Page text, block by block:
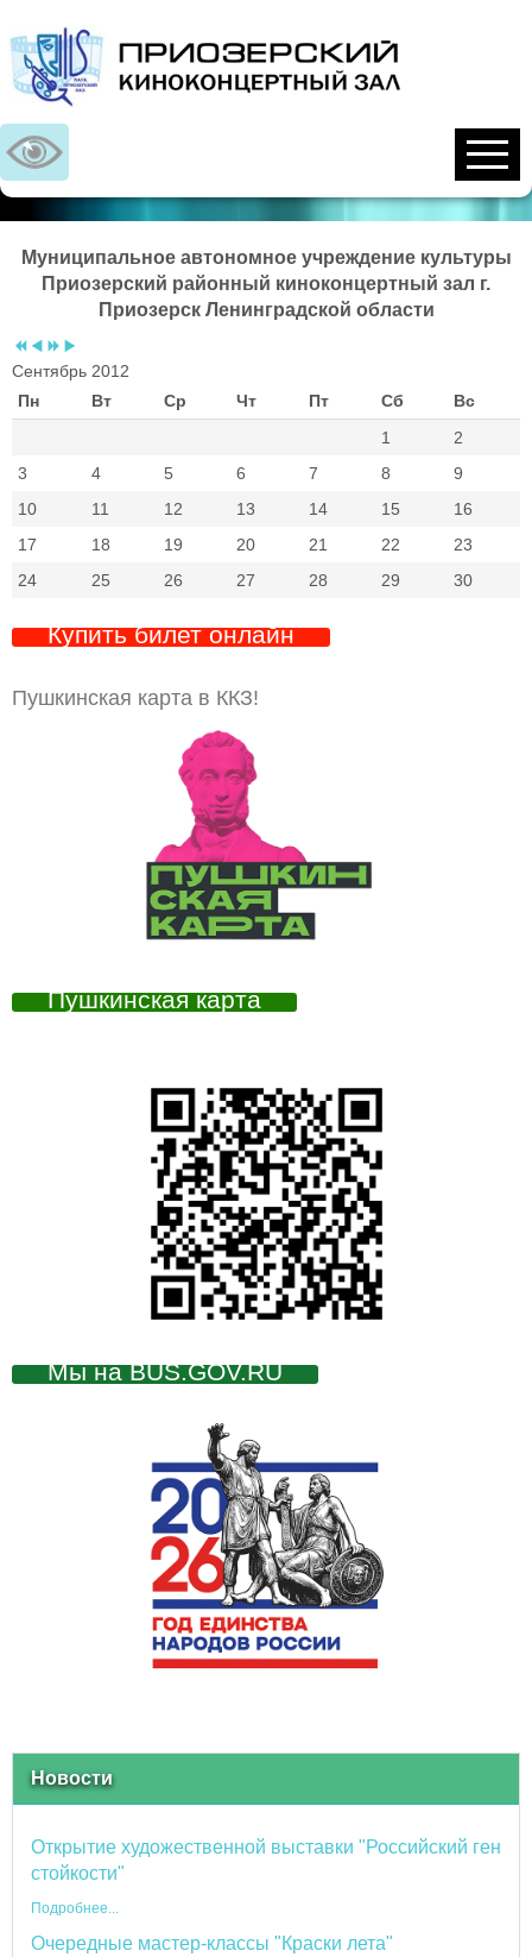
Муниципальное автономное учреждение культуры
Приозерский районный киноконцертный зал г.
Приозерск Ленинградской области
Предыдущий
Предыдущий
Следующий
Следующий
Сентябрь 2012
Пн
Вт Ср Чт Пт Сб
Вс
1
2
3
4 5 6 7 8
9
10
11 12 13 14 15
16
17
18 19 20 21 22
23
24
25 26 27 28 29 30
Купить билет онлайн
Пушкинская карта в ККЗ!
Пушкинская карта
Мы на BUS.GOV.RU
Новости
Открытие художественной выставки "Российский ген
стойкости"
Подробнее...
Очередные мастер-классы "Краски лета"